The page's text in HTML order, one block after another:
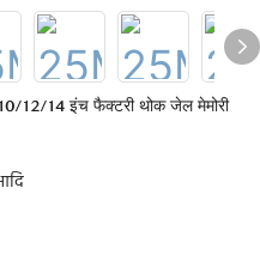
12/14 इंच फैक्टरी थोक जेल मेमोरी